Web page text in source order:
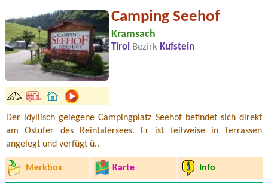
Camping Seehof
Kramsach
Tirol Bezirk Kufstein
Der idyllisch gelegene Campingplatz Seehof befindet sich direkt
am Ostufer des Reintalersees. Er ist teilweise in Terrassen
angelegt und verfügt ü..
Merkbox Karte Info